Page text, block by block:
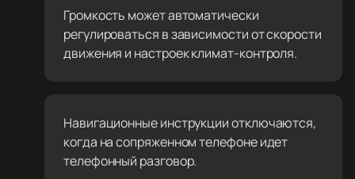
Громкость может автоматически
регулироваться в зависимости от скорости
движения и настроек климат-контроля.
Навигационные инструкции отключаются,
когда на сопряженном телефоне идет
телефонный разговор.